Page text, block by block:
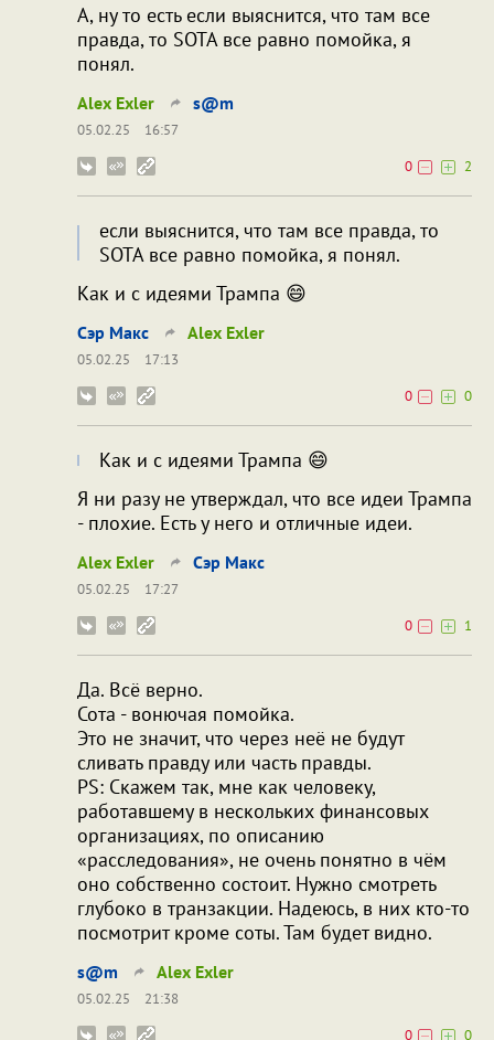
А, ну то есть если выяснится, что там все
правда, то SOTA все равно помойка, я
понял.
Alex Exler s@m
05.02.25
16:57
0
2
если выяснится, что там все правда, то
SOTA все равно помойка, я понял.
Как и с идеями Трампа 😄
Сэр Макс Alex Exler
05.02.25
17:13
0
0
Как и с идеями Трампа 😄
Я ни разу не утверждал, что все идеи Трампа
- плохие. Есть у него и отличные идеи.
Alex Exler Сэр Макс
05.02.25
17:27
0
1
Да. Всё верно.
Сота - вонючая помойка.
Это не значит, что через неё не будут
сливать правду или часть правды.
PS: Скажем так, мне как человеку,
работавшему в нескольких финансовых
организациях, по описанию
«расследования», не очень понятно в чём
оно собственно состоит. Нужно смотреть
глубоко в транзакции. Надеюсь, в них кто-то
посмотрит кроме соты. Там будет видно.
s@m Alex Exler
05.02.25
21:38
0
0